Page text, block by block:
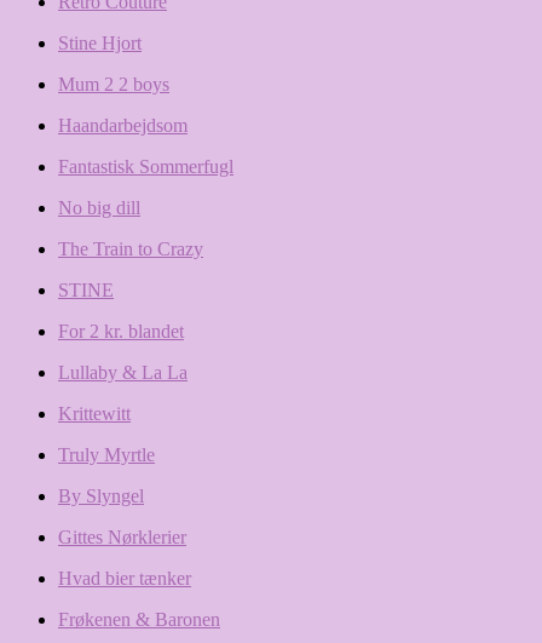
Stine Hjort
Mum 2 2 boys
Haandarbejdsom
Fantastisk Sommerfugl
No big dill
The Train to Crazy
STINE
For 2 kr. blandet
Lullaby & La La
Krittewitt
Truly Myrtle
By Slyngel
Gittes Nørklerier
Hvad bier tænker
Frøkenen & Baronen